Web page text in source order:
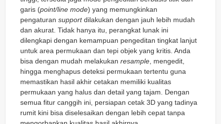
garis (point/line mode) yang memungkinkan
pengaturan supportdilakukan dengan jauh lebih mudah
dan akurat. Tidak hanya itu, perangkat lunak ini
dilengkapi dengan kemampuan pengeditan tingkat lanjut
untuk area permukaan dan tepi objek yang kritis. Anda
bisa dengan mudah melakukan resample , mengedit,
hingga menghapus deteksi permukaan tertentu guna
memastikan hasil akhir cetakan memiliki kualitas
permukaan yang halus dan detail yang tajam. Dengan
semua fitur canggih ini, persiapan cetak 3D yang tadinya
rumit kini bisa diselesaikan dengan lebih cepat tanpa